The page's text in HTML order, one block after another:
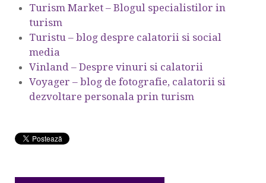
Turism Market – Blogul specialistilor in
turism
Turistu – blog despre calatorii si social
media
Vinland – Despre vinuri si calatorii
Voyager – blog de fotografie, calatorii si
dezvoltare personala prin turism